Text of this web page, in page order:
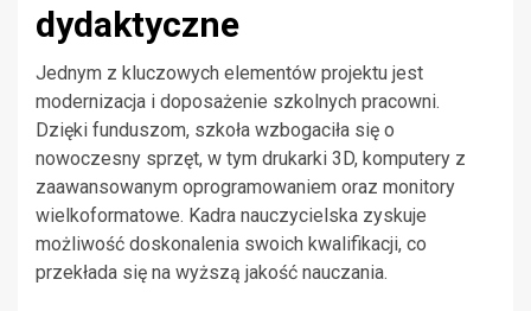
dydaktyczne
Jednym z kluczowych elementów projektu jest
modernizacja i doposażenie szkolnych pracowni.
Dzięki funduszom, szkoła wzbogaciła się o
nowoczesny sprzęt, w tym drukarki 3D, komputery z
zaawansowanym oprogramowaniem oraz monitory
wielkoformatowe. Kadra nauczycielska zyskuje
możliwość doskonalenia swoich kwalifikacji, co
przekłada się na wyższą jakość nauczania.